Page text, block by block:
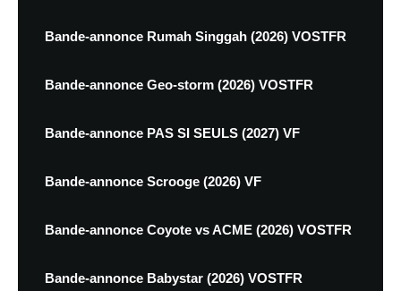
Bande-annonce Rumah Singgah (2026) VOSTFR
Bande-annonce Geo-storm (2026) VOSTFR
Bande-annonce PAS SI SEULS (2027) VF
Bande-annonce Scrooge (2026) VF
Bande-annonce Coyote vs ACME (2026) VOSTFR
Bande-annonce Babystar (2026) VOSTFR